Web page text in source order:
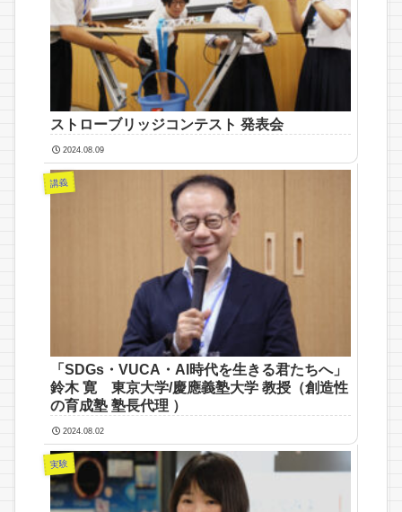
ストローブリッジコンテスト 発表会
2024.08.09
講義
「SDGs・VUCA・Al時代を生きる君たちへ」
鈴木 寛 東京大学/慶應義塾大学 教授（創造性
の育成塾 塾長代理 ）
2024.08.02
実験